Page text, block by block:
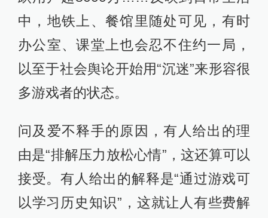
中，地铁上、餐馆里随处可见，有时
办公室、课堂上也会忍不住约一局，
以至于社会舆论开始用“沉迷”来形容很
多游戏者的状态。
问及爱不释手的原因，有人给出的理
由是“排解压力放松心情”，这还算可以
接受。有人给出的解释是“通过游戏可
以学习历史知识”，这就让人有些费解